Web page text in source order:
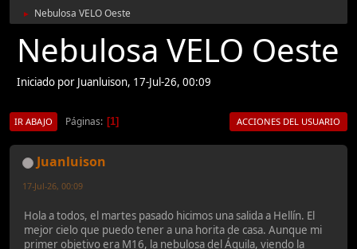
► Nebulosa VELO Oeste
Nebulosa VELO Oeste
Iniciado por Juanluison, 17-Jul-26, 00:09
IR ABAJO Páginas 1 ACCIONES DEL USUARIO
Juanluison
17-Jul-26, 00:09
Hola a todos, el martes pasado hicimos una salida a Hellín. El
mejor cielo que puedo tener a una horita de casa. Aunque mi
primer objetivo era M16, la nebulosa del Águila, viendo la